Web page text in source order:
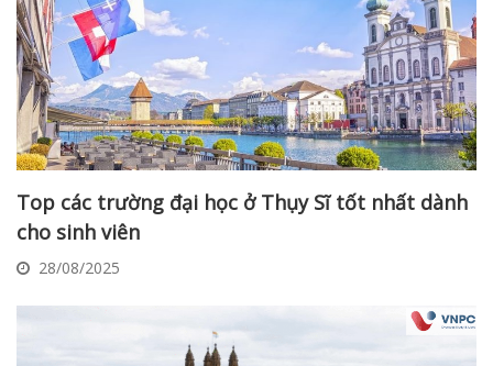
Top các trường đại học ở Thụy Sĩ tốt nhất dành
cho sinh viên
28/08/2025